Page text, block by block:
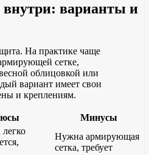
внутри: варианты и
На практике чаще
сетке,
облицовкой или
вариант имеет свои
и креплениям.
Минусы
Нужна армирующая
сетка, требует